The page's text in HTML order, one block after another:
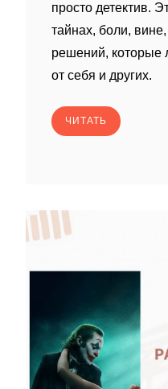
просто детектив.
тайнах, боли,
решений, которые
от себя и других.
ЧИТАТЬ